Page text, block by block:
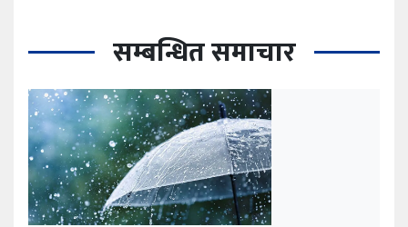
सम्बन्धित समाचार